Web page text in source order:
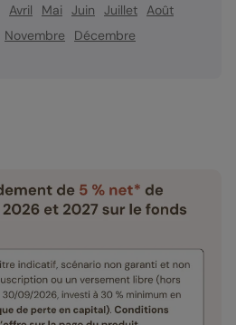
Avril Mai Juin Juillet
Août
Novembre Décembre